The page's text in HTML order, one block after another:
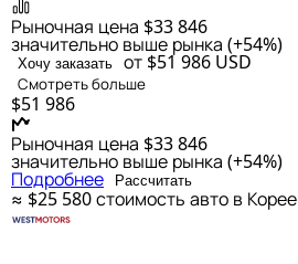
Рыночная цена $33 846
значительно выше рынка (+54%)
Хочу заказать от $51 986 USD
Смотреть больше
$51 986
Рыночная цена $33 846
значительно выше рынка (+54%)
Подробнее Рассчитать
≈ $25 580стоимость авто в Корее